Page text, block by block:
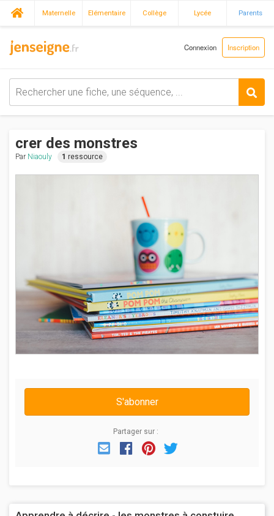
Maternelle Elémentaire Collège Lycée Parents
Connexion Inscription
crer des monstres
Par Niaouly 1 ressource
S'abonner
Partager sur :
EmailFacebook
Pinterest